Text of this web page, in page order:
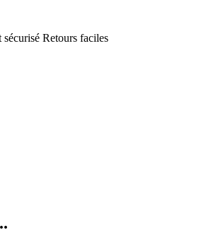
sécurisé Retours faciles